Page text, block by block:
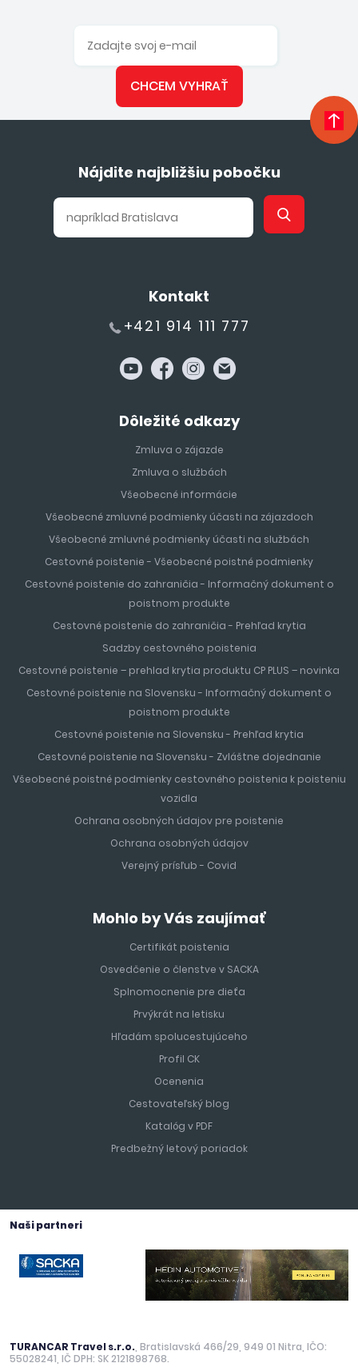
CHCEM VYHRAŤ
Nájdite najbližšiu pobočku
Kontakt
+421 914 111 777
Dôležité odkazy
Zmluva o zájazde
Zmluva o službách
Všeobecné informácie
Všeobecné zmluvné podmienky účasti na zájazdoch
Všeobecné zmluvné podmienky účasti na službách
Cestovné poistenie - Všeobecné poistné podmienky
Cestovné poistenie do zahraničia - Informačný dokument o
poistnom produkte
Cestovné poistenie do zahraničia - Prehľad krytia
Sadzby cestovného poistenia
Cestovné poistenie – prehlad krytia produktu CP PLUS – novinka
Cestovné poistenie na Slovensku - Informačný dokument o
poistnom produkte
Cestovné poistenie na Slovensku - Prehľad krytia
Cestovné poistenie na Slovensku - Zvláštne dojednanie
Všeobecné poistné podmienky cestovného poistenia k poisteniu
vozidla
Ochrana osobných údajov pre poistenie
Ochrana osobných údajov
Verejný prísľub - Covid
Mohlo by Vás zaujímať
Certifikát poistenia
Osvedčenie o členstve v SACKA
Splnomocnenie pre dieťa
Prvýkrát na letisku
Hľadám spolucestujúceho
Profil CK
Ocenenia
Cestovateľský blog
Katalóg v PDF
Predbežný letový poriadok
Naši partneri
TURANCAR Travel s.r.o. , Bratislavská 466/29, 949 01 Nitra, IČO:
55028241, IČ DPH: SK 2121898768.